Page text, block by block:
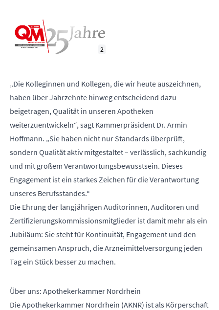
2
„Die Kolleginnen und Kollegen, die wir heute auszeichnen,
haben über Jahrzehnte hinweg entscheidend dazu
beigetragen, Qualität in unseren Apotheken
weiterzuentwickeln“, sagt Kammerpräsident Dr. Armin
Hoffmann. „Sie haben nicht nur Standards überprüft,
sondern Qualität aktiv mitgestaltet – verlässlich, sachkundig
und mit großem Verantwortungsbewusstsein. Dieses
Engagement ist ein starkes Zeichen für die Verantwortung
unseres Berufsstandes.“
Die Ehrung der langjährigen Auditorinnen, Auditoren und
Zertifizierungskommissionsmitglieder ist damit mehr als ein
Jubiläum: Sie steht für Kontinuität, Engagement und den
gemeinsamen Anspruch, die Arzneimittelversorgung jeden
Tag ein Stück besser zu machen.
Über uns: Apothekerkammer Nordrhein
Die Apothekerkammer Nordrhein (AKNR) ist als Körperschaft